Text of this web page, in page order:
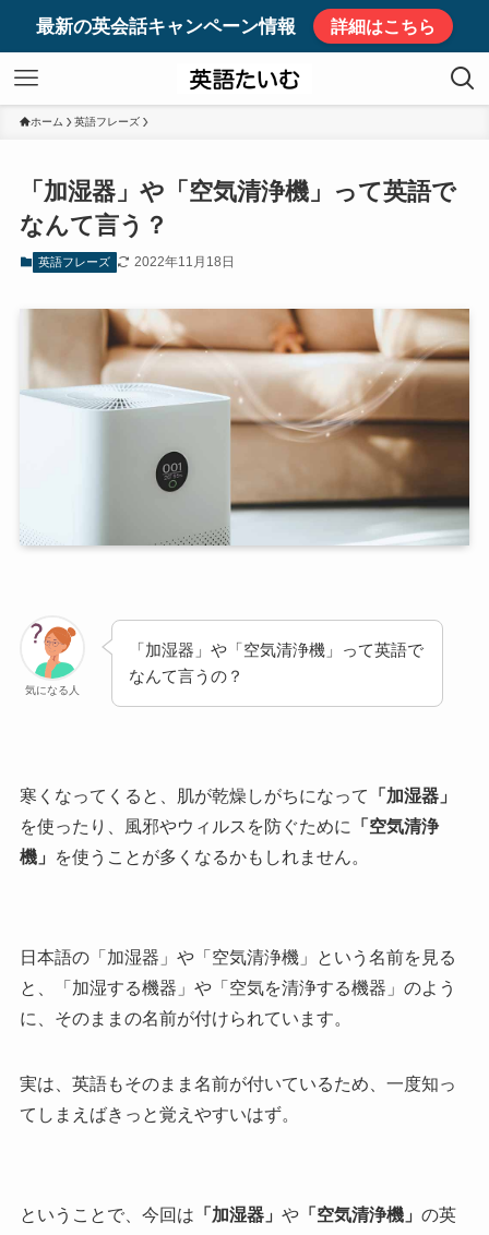
最新の英会話キャンペーン情報 詳細はこちら
ホーム 英語フレーズ
「加湿器」や「空気清浄機」って英語で
なんて言う？
英語フレーズ 2022年11月18日
気になる人
「加湿器」や「空気清浄機」って英語で
なんて言うの？
寒くなってくると、肌が乾燥しがちになって
「加湿器」
を使ったり、風邪やウィルスを防ぐために 「空気清浄
機」
を使うことが多くなるかもしれません。
日本語の「加湿器」や「空気清浄機」という名前を見る
と、「加湿する機器」や「空気を清浄する機器」のよう
に、そのままの名前が付けられています。
実は、英語もそのまま名前が付いているため、一度知っ
てしまえばきっと覚えやすいはず。
ということで、今回は 「加湿器」 や「空気清浄機」 の英